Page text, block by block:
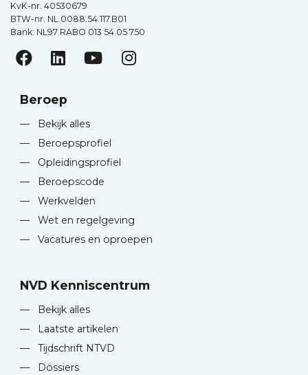
KvK-nr. 40530679
BTW-nr. NL.0088.54.117.B01
Bank: NL97 RABO 013 54 05 750
Beroep
—
Bekijk alles
—
Beroepsprofiel
—
Opleidingsprofiel
—
Beroepscode
—
Werkvelden
—
Wet en regelgeving
—
Vacatures en oproepen
NVD Kenniscentrum
—
Bekijk alles
—
Laatste artikelen
—
Tijdschrift NTVD
—
Dossiers